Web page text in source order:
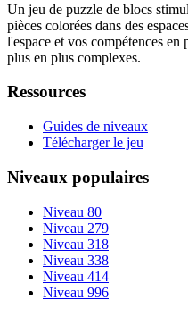
Un jeu de puzzle de blocs
pièces colorées dans des
l'espace et vos compétences
plus en plus complexes.
Ressources
Guides de niveaux
Télécharger le jeu
Niveaux populaires
Niveau 80
Niveau 279
Niveau 318
Niveau 338
Niveau 414
Niveau 996